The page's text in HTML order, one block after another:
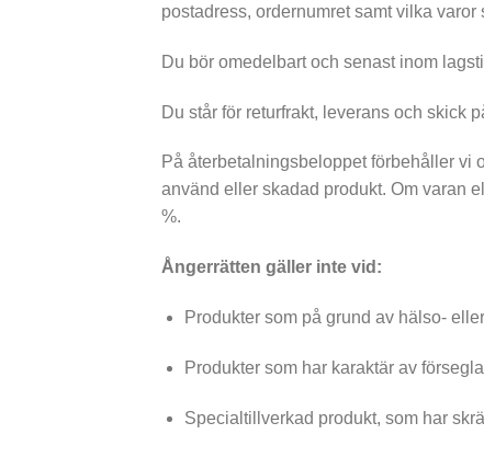
postadress, ordernumret samt vilka
Du bör omedelbart och senast inom
Du står för returfrakt, leverans och skick
På återbetalningsbeloppet förbehåller vi
använd eller skadad produkt. Om varan
%.
Ångerrätten gäller inte vid:
Produkter som på grund av hälso-
Produkter som har karaktär av
Specialtillverkad produkt, som har